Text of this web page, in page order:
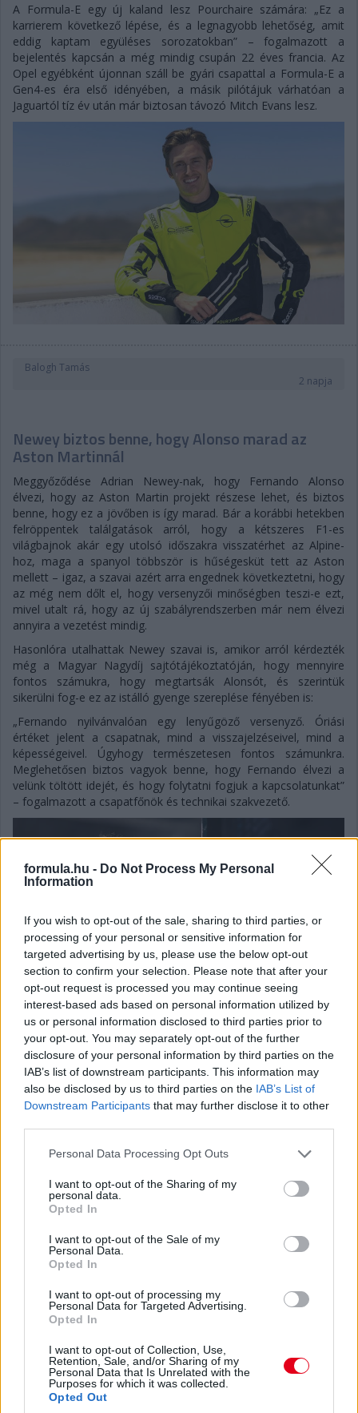
formula.hu - Do Not Process My Personal
Information
If you wish to opt-out of the sale, sharing to third parties, or
processing of your personal or sensitive information for
targeted advertising by us, please use the below opt-out
section to confirm your selection. Please note that after your
opt-out request is processed you may continue seeing
interest-based ads based on personal information utilized by
us or personal information disclosed to third parties prior to
your opt-out. You may separately opt-out of the further
disclosure of your personal information by third parties on the
IAB’s list of downstream participants. This information may
also be disclosed by us to third parties on the IAB’s List of
Downstream Participants that may further disclose it to other
Please note that this website/app uses one or more Google
not limited to your visit or usage behaviour. You may click to
grant or deny consent to Google and its third-party tags to
use your data for below specified purposes in below Google
consent section.
Personal Data Processing Opt Outs
I want to opt-out of the Sharing of my
personal data.
Opted In
I want to opt-out of the Sale of my
Personal Data.
Opted In
I want to opt-out of processing my
Personal Data for Targeted Advertising.
Opted In
I want to opt-out of Collection, Use,
Retention, Sale, and/or Sharing of my
Personal Data that Is Unrelated with the
Purposes for which it was collected.
Opted Out
A Formula-E egy új kaland lesz Pourchaire számára: „Ez a
karrierem következő lépése, és a legnagyobb lehetőség, amit
eddig kaptam együléses sorozatokban” – fogalmazott a
bejelentés kapcsán a még mindig csupán 22 éves francia. Az
Opel egyébként újonnan száll be gyári csapattal a Formula-E a
Gen4-es éra első idényében, a másik pilótájuk várhatóan a
Jaguartól tíz év után már biztosan távozó Mitch Evans lesz.
Balogh Tamás
2 napja
Newey biztos benne, hogy Alonso marad az
Aston Martinnál
Meggyőződése Adrian Newey-nak, hogy Fernando Alonso
élvezi, hogy az Aston Martin projekt részese lehet, és biztos
benne, hogy ez a jövőben is így marad. Bár a korábbi hetekben
felröppentek találgatások arról, hogy a kétszeres F1-es
világbajnok akár egy utolsó időszakra visszatérhet az Alpine-
hoz, maga a spanyol többször is hűségesküt tett az Aston
mellett – igaz, a szavai azért arra engednek következtetni, hogy
az még nem dőlt el, hogy versenyzői minőségben teszi-e ezt,
mivel utalt rá, hogy az új szabályrendszerben már nem élvezi
annyira a vezetést mindig.
Hasonlóra utalhattak Newey szavai is, amikor arról kérdezték
még a Magyar Nagydíj sajtótájékoztatóján, hogy mennyire
fontos számukra, hogy megtartsák Alonsót, és szerintük
sikerülni fog-e ez az istálló gyenge szereplése fényében is:
„Fernando nyilvánvalóan egy lenyűgöző versenyző. Óriási
értéket jelent a csapatnak, mind a visszajelzéseivel, mind a
képességeivel. Úgyhogy természetesen fontos számunkra.
Meglehetősen biztos vagyok benne, hogy Fernando élvezi a
velünk töltött idejét, és hogy folytatni fogjuk a kapcsolatunkat”
– fogalmazott a csapatfőnök és technikai szakvezető.
Balogh Tamás
3 napja
Lassuló fejlesztési ütemre számít a Red Bull
Mivel egy új F1-es szabályrendszer első idényéről van szó,
várható volt, hogy kiélezett lesz a fejlesztési háború a csapatok
között. A szezon első felében láthattunk is több nagy fejlesztési
valóban előrelépést is jelentettek (talán a Haas és a Williams
jelentik a kivételt). A Red Bullnál is működött például a
Miamiban és a Spielbergben bevetett csomag, ám Laurent
Mekies csapatfőnök szerint az évad hátralévő részében már
lassulni fog a fejlesztési ütemük, részben azért, mert a
költségeket meg kell osztani a 2027-es autó munkálatai között
„Nem tudom, a többiekkel mi a helyzet, de az biztos, hogy egy
ponton döntést kell hoznunk, hogyan egyensúlyozunk az idei és
a jövő év között. Arra számítok, hogy ez hamarabb meg fog